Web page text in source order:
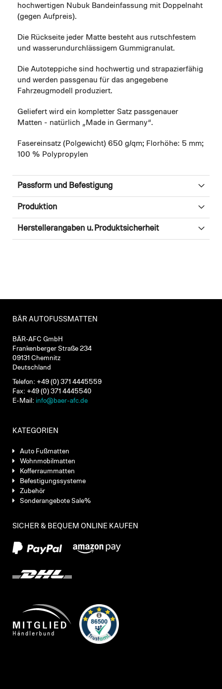
hochwertigen Nubuk Bandeinfassung mit Doppelnaht
(gegen Aufpreis).
Die Rückseite jeder Matte besteht aus rutschfestem
und wasserundurchlässigem Gummigranulat.
Die Autoteppiche sind hochwertig und strapazierfähig
und werden passgenau für das angegebene
Fahrzeugmodell produziert.
Geliefert wird ein kompletter Satz passgenauer
Matten - natürlich „Made in Germany“.
Fasereinsatz (Polgewicht) 650 g/qm; Florhöhe: 5 mm;
100 % Polypropylen
Passform und Befestigung
Produktion
Herstellerangaben u. Produktsicherheit
BÄR AUTOFUSSMATTEN
BÄR-AFC GmbH
Frankenberger Straße 234
09131 Chemnitz
Deutschland
Telefon: +49 (0) 371 4445559
Fax: +49 (0) 371 4445540
E-Mail: info@baer-afc.de
KATEGORIEN
Auto Fußmatten
Wohnmobilmatten
Kofferraummatten
Befestigungssysteme
Zubehör
Sonderangebote Sale%
SICHER & BEQUEM ONLINE KAUFEN